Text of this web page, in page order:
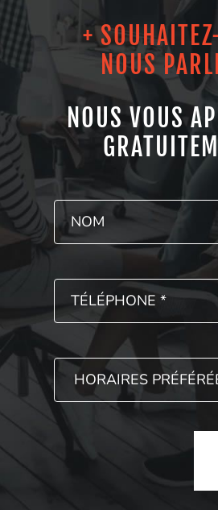
+
NOUS
NOUS VOUS